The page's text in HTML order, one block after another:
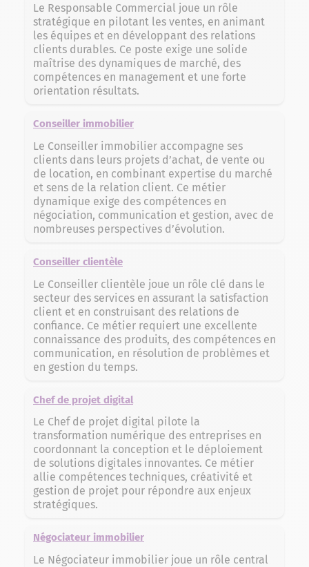
Le Responsable Commercial joue un rôle
stratégique en pilotant les ventes, en animant
les équipes et en développant des relations
clients durables. Ce poste exige une solide
maîtrise des dynamiques de marché, des
compétences en management et une forte
orientation résultats.
Conseiller immobilier
Le Conseiller immobilier accompagne ses
clients dans leurs projets d’achat, de vente ou
de location, en combinant expertise du marché
et sens de la relation client. Ce métier
dynamique exige des compétences en
négociation, communication et gestion, avec de
nombreuses perspectives d’évolution.
Conseiller clientèle
Le Conseiller clientèle joue un rôle clé dans le
secteur des services en assurant la satisfaction
client et en construisant des relations de
confiance. Ce métier requiert une excellente
connaissance des produits, des compétences en
communication, en résolution de problèmes et
en gestion du temps.
Chef de projet digital
Le Chef de projet digital pilote la
transformation numérique des entreprises en
coordonnant la conception et le déploiement
de solutions digitales innovantes. Ce métier
allie compétences techniques, créativité et
gestion de projet pour répondre aux enjeux
stratégiques.
Négociateur immobilier
Le Négociateur immobilier joue un rôle central